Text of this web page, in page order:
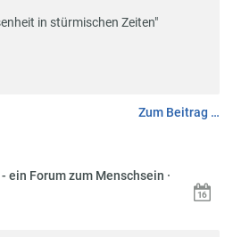
in stürmischen Zeiten"
Zum Beitrag …
ein Forum zum Menschsein ·